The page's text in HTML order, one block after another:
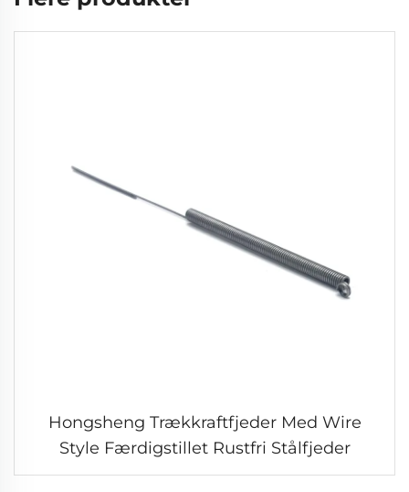
Hongsheng Trækkraftfjeder Med Wire
Style Færdigstillet Rustfri Stålfjeder